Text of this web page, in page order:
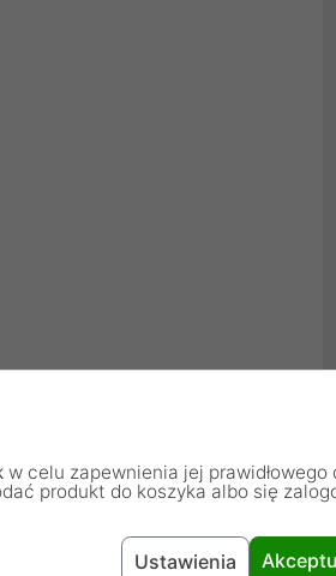
w celu zapewnienia jej prawidłowego
produkt do koszyka albo się
Ustawienia